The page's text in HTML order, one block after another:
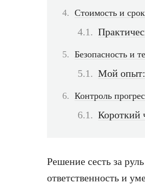
Стоимость и
Безопасность и
Мой опыт:
Контроль
Короткий
Решение сесть за
ответственность и